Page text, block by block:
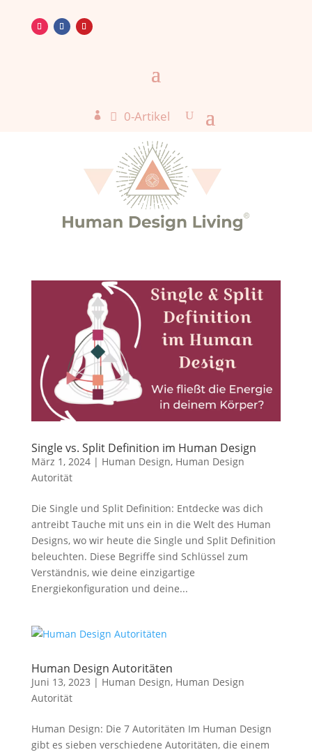
 0-Artikel
Single vs. Split Definition im Human Design
März 1, 2024| Human Design, Human Design
Autorität
Die Single und Split Definition: Entdecke was dich
antreibt Tauche mit uns ein in die Welt des Human
Designs, wo wir heute die Single und Split Definition
beleuchten. Diese Begriffe sind Schlüssel zum
Verständnis, wie deine einzigartige
Energiekonfiguration und deine...
Human Design Autoritäten
Juni 13, 2023 | Human Design, Human Design
Autorität
Human Design: Die 7 Autoritäten Im Human Design
gibt es sieben verschiedene Autoritäten, die einem